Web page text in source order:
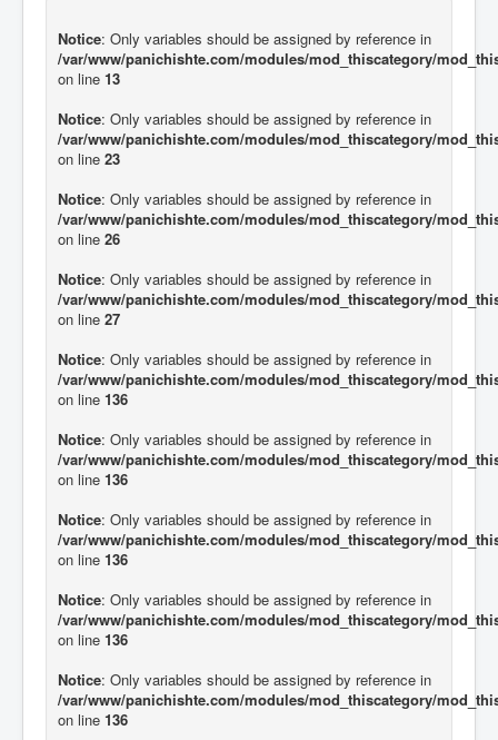
Notice: Only variables should be assigned by reference in
/var/www/panichishte.com/modules/mod_thiscategory/
on line 13
Notice: Only variables should be assigned by reference in
/var/www/panichishte.com/modules/mod_thiscategory/
on line 23
Notice: Only variables should be assigned by reference in
/var/www/panichishte.com/modules/mod_thiscategory/
on line 26
Notice: Only variables should be assigned by reference in
/var/www/panichishte.com/modules/mod_thiscategory/
on line 27
Notice: Only variables should be assigned by reference in
/var/www/panichishte.com/modules/mod_thiscategory/
on line 136
Notice: Only variables should be assigned by reference in
/var/www/panichishte.com/modules/mod_thiscategory/
on line 136
Notice: Only variables should be assigned by reference in
/var/www/panichishte.com/modules/mod_thiscategory/
on line 136
Notice: Only variables should be assigned by reference in
/var/www/panichishte.com/modules/mod_thiscategory/
on line 136
Notice: Only variables should be assigned by reference in
/var/www/panichishte.com/modules/mod_thiscategory/
on line 136